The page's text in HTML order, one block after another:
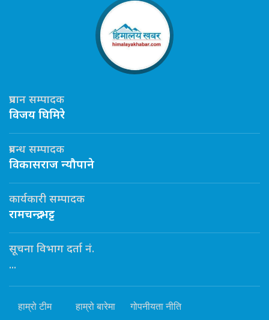
प्रधान सम्पादक
विजय घिमिरे
प्रबन्ध सम्पादक
विकासराज न्यौपाने
कार्यकारी सम्पादक
रामचन्द्र भट्ट
सूचना विभाग दर्ता नं.
...
हाम्रो टीम हाम्रो बारेमा गोपनीयता नीति